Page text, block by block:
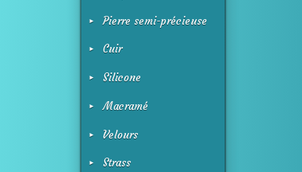
Pierre semi-précieuse
Cuir
Silicone
Macramé
Velours
Strass